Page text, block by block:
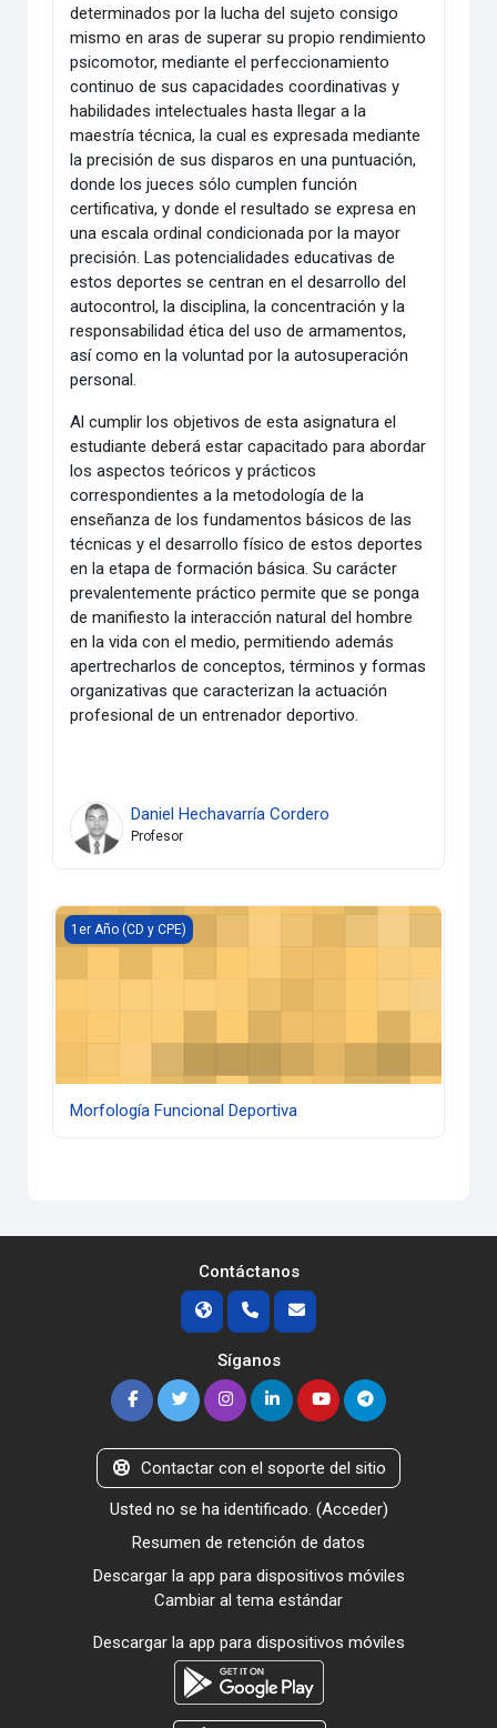
determinados por la lucha del sujeto consigo
mismo en aras de superar su propio rendimiento
psicomotor, mediante el perfeccionamiento
continuo de sus capacidades coordinativas y
habilidades intelectuales hasta llegar a la
maestría técnica, la cual es expresada mediante
la precisión de sus disparos en una puntuación,
donde los jueces sólo cumplen función
certificativa, y donde el resultado se expresa en
una escala ordinal condicionada por la mayor
precisión. Las potencialidades educativas de
estos deportes se centran en el desarrollo del
autocontrol, la disciplina, la concentración y la
responsabilidad ética del uso de armamentos,
así como en la voluntad por la autosuperación
personal.
Al cumplir los objetivos de esta asignatura el
estudiante deberá estar capacitado para abordar
los aspectos teóricos y prácticos
correspondientes a la metodología de la
enseñanza de los fundamentos básicos de las
técnicas y el desarrollo físico de estos deportes
en la etapa de formación básica. Su carácter
prevalentemente práctico permite que se ponga
de manifiesto la interacción natural del hombre
en la vida con el medio, permitiendo además
apertrecharlos de conceptos, términos y formas
organizativas que caracterizan la actuación
profesional de un entrenador deportivo.
Daniel Hechavarría Cordero
Profesor
Morfología Funcional Deportiva
1er Año (CD y CPE)
Morfología Funcional Deportiva
Contáctanos
Síganos
Contactar con el soporte del sitio
Usted no se ha identificado. (Acceder)
Resumen de retención de datos
Descargar la app para dispositivos móviles
Cambiar al tema estándar
Descargar la app para dispositivos móviles